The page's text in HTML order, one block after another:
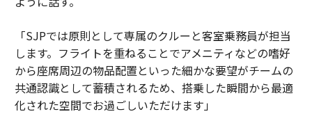
「SJPでは原則として専属のクルーと客室乗務員が担当
します。フライトを重ねることでアメニティなどの嗜好
から座席周辺の物品配置といった細かな要望がチームの
共通認識として蓄積されるため、搭乗した瞬間から最適
化された空間でお過ごしいただけます」